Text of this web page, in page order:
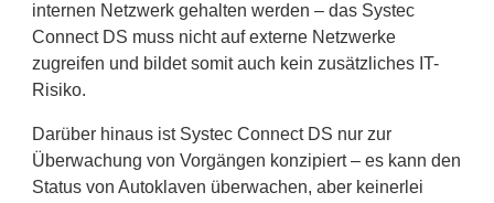
internen Netzwerk gehalten werden – das Systec
Connect DS muss nicht auf externe Netzwerke
zugreifen und bildet somit auch kein zusätzliches IT-
Risiko.
Darüber hinaus ist Systec Connect DS nur zur
Überwachung von Vorgängen konzipiert – es kann den
Status von Autoklaven überwachen, aber keinerlei